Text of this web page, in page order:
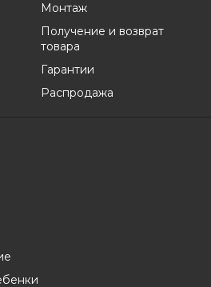
Монтаж
Получение и возврат
товара
Гарантии
Распродажа